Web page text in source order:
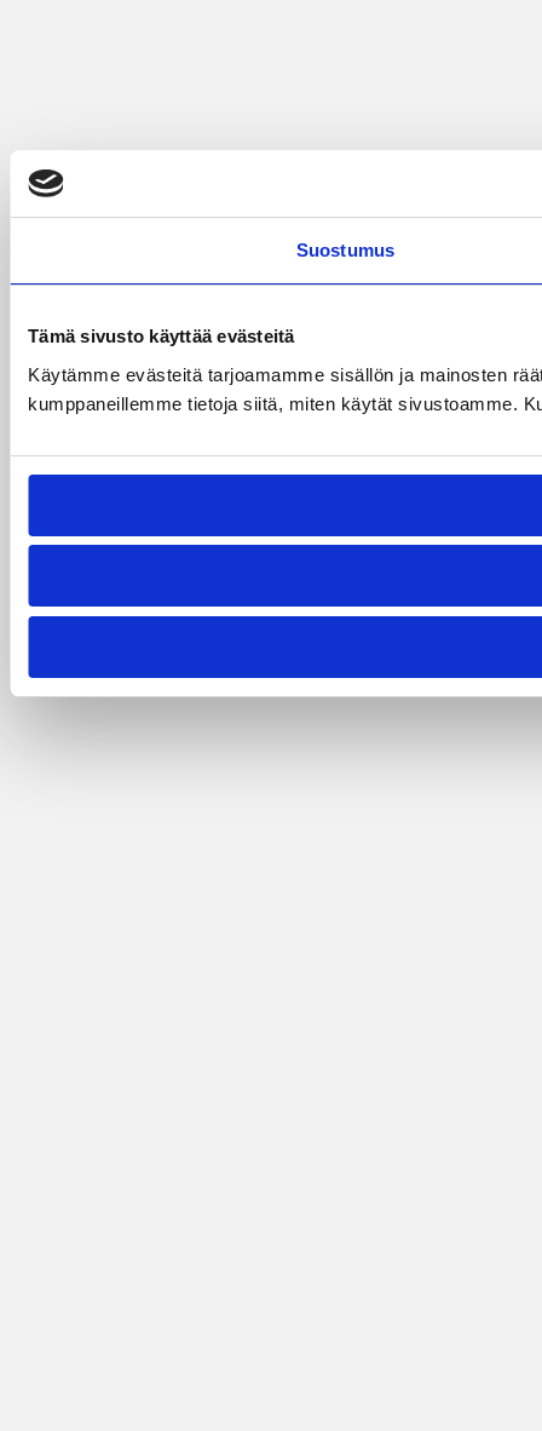
Suostumus
Tämä sivusto käyttää evästeitä
Käytämme evästeitä tarjoamamme sisällön ja mainosten
kumppaneillemme tietoja siitä, miten käytät sivustoamme.